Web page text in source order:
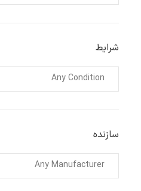
شرایط
Any Condition
سازنده
Any Manufacturer